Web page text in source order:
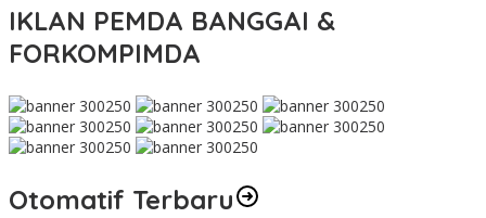
IKLAN PEMDA BANGGAI &
FORKOMPIMDA
Otomatif Terbaru